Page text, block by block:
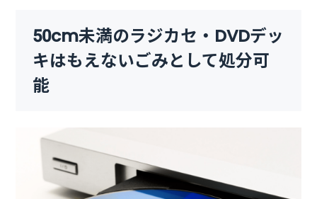
50cm未満のラジカセ・DVDデッ
キはもえないごみとして処分可
能